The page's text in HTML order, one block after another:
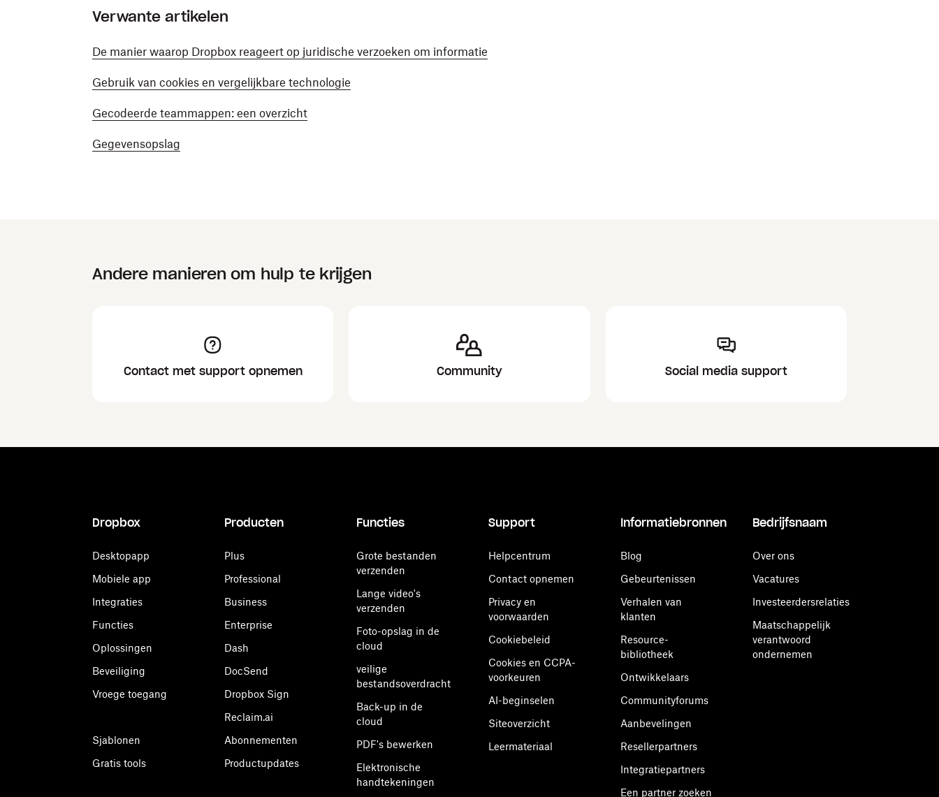
Verwante artikelen
De manier waarop Dropbox reageert op juridische verzoeken om informatie
Gebruik van cookies en vergelijkbare technologie
Gecodeerde teammappen: een overzicht
Gegevensopslag
Andere manieren om hulp te krijgen
Contact met support opnemen Community Social media support
Dropbox
Desktopapp
Mobiele app
Integraties
Functies
Oplossingen
Beveiliging
Vroege toegang
Sjablonen
Gratis tools
Producten
Plus
Professional
Business
Enterprise
Dash
DocSend
Dropbox Sign
Reclaim.ai
Abonnementen
Productupdates
Functies
Grote bestanden
verzenden
Lange video's
verzenden
Foto-opslag in de
cloud
veilige
bestandsoverdracht
Back-up in de
cloud
PDF's bewerken
Elektronische
handtekeningen
Support
Helpcentrum
Contact opnemen
Privacy en
voorwaarden
Cookiebeleid
Cookies en CCPA-
voorkeuren
AI-beginselen
Siteoverzicht
Leermateriaal
Informatiebronnen
Blog
Gebeurtenissen
Verhalen van
klanten
Resource-
bibliotheek
Ontwikkelaars
Communityforums
Aanbevelingen
Resellerpartners
Integratiepartners
Een partner zoeken
Bedrijfsnaam
Over ons
Vacatures
Investeerdersrelaties
Maatschappelijk
verantwoord
ondernemen